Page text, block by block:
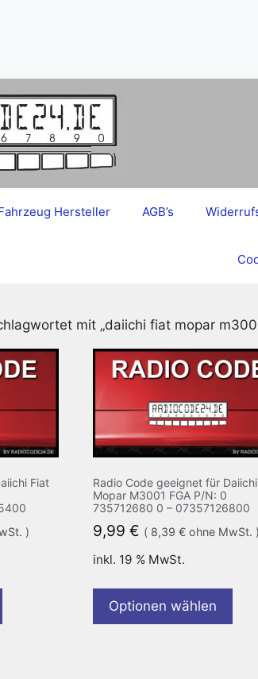
Hersteller AGB’s
mit „daiichi fiat mopar m3001
Fiat
)
Radio Code geeignet für
Mopar M3001 FGA P/N: 0
735712680 0 – 07357126800
9,99 € ( 8,39 €ohne MwSt. )
inkl. 19 % MwSt.
Optionen wählen